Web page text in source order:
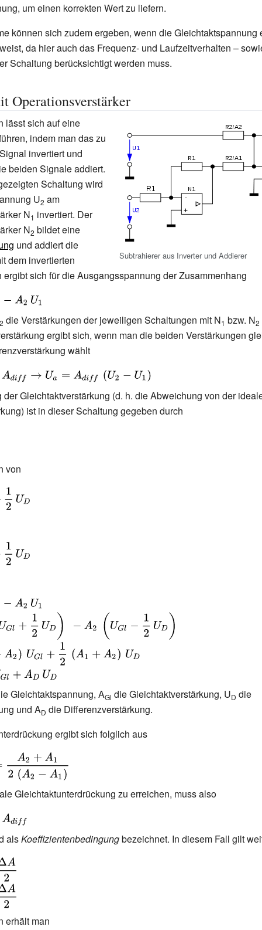
um einen korrekten Wert zu liefern.
können sich zudem ergeben, wenn die Gleichtaktspannung
da hier auch das Frequenz- und Laufzeitverhalten –
Schaltung berücksichtigt werden muss.
Operationsverstärker
Subtrahierer aus Inverter und Addierer
lässt sich auf eine
indem man das zu
invertiert und
beiden Signale addiert.
Schaltung wird
U2 am
N1 invertiert. Der
N2 bildet eine
und addiert die
dem invertierten
sich für die Ausgangsspannung der Zusammenhang
2 die Verstärkungen der jeweiligen Schaltungen mit N1 bzw. N2
ergibt sich, wenn man die beiden Verstärkungen
wählt
der Gleichtaktverstärkung (d. h. die Abweichung von der
ist in dieser Schaltung gegeben durch
von
{\frac
{1}
Gleichtaktspannung, AGl die Gleichtaktverstärkung, UD die
und AD die Differenzverstärkung.
ergibt sich folglich aus
Gleichtaktunterdrückung zu erreichen, muss also
alsKoeffizientenbedingungbezeichnet. In diesem Fall gilt
erhält man